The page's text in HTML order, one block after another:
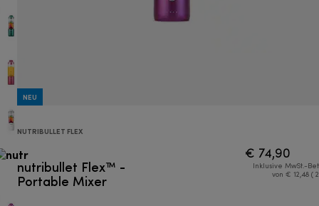
NEU
NUTRIBULLET FLEX
nutribullet Flex™ -
Portable Mixer
€ 74,90
Inklusive MwSt.-
von € 12,48 (